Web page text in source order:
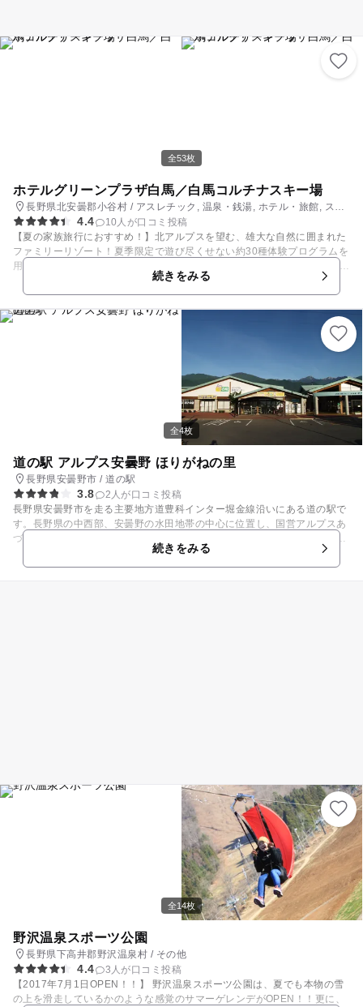
全53枚
ホテルグリーンプラザ白馬／白馬コルチナスキー場
長野県北安曇郡小谷村 / アスレチック, 温泉・銭湯, ホテル・旅館, スキ
ー場, 自然体験・アクティビティ
4.4
10人が口コミ投稿
【夏の家族旅行におすすめ！】北アルプスを望む、雄大な自然に囲まれた
ファミリーリゾート！夏季限定で遊び尽くせない約30種体験プログラムを
用意した 「コルチナワンダーヴィレッジ」が大人気！リゾート内の自然の
樹の上のアスレチックや信州自然エリアに移動してシャワークライミング
等のアクティブプログラム。ガイドさんと一緒にクワガタ捕りやサバイバ
ルフィッシング等の自然体験。夜は毎日開催「コルチナ縁日」や「焚き火
ナイト」で遊び尽くせないアクティビティをご用意♪♪ ご夕食はりんご和牛
や信州郷土料理を使用したメニューが味わえるディナーバイキング！ダイ
ナミックなライブキッチンも登場。夏休み限定でチョコレートファウンテ
める【コルチナ・ワンダーヴィレッジ】が登場！！ 約30種の遊び尽くせ
ないプログラムをご用意しました。アクティブ派には樹上の本格的アスレ
チックやシャワークライミング、自然派にはガイドと一緒に自然のクワガ
タやカブト虫捕りやサバイバルフィッシング！夜は焚き火ナイトでゆっく
りと楽しむも良し！毎日開催のコルチナ縁日で盛り上がるのも良し。花火
エリアでご家族で花火など、夏の思い出作りには最高です。 ●おすすめ宿
泊プラン 夏休み★ファミリープラン 【プラン特典】 その1：ワンダー
ヴィレッジにて使えるコルチナ体験ポイント付！（大人20P・小人14
P・ 幼児10P） その2：花火プレ
ゼント（有料のお子様） ○コルチナ体験ポイントってナニ？ 「コル
チナ・ワンダーヴィレッジ」にてご利用頂けるポイントです。 ○体験プロ
グラム／ポイントの一例 ・アドベンチャーランド／大人35P、小学生3
0P ・シャワークライミング／大人65Ｐ～、4歳～小学生55Ｐ～ ※シ
続きをみる
全4枚
道の駅 アルプス安曇野 ほりがねの里
長野県安曇野市 / 道の駅
3.8
2人が口コミ投稿
長野県安曇野市を走る主要地方道豊科インター堀金線沿いにある道の駅で
す。長野県の中西部、安曇野の水田地帯の中心に位置し、国営アルプスあ
づみの公園、県営烏川渓谷緑地の玄関口となっています。敷地内の物販施
設「ほりがね物産センター」には、 地元産の新鮮な野菜の他に、カーネー
ション、トルコギキョウ、ストック、りんどうなどの花木が並びます。食
続きをみる
全14枚
野沢温泉スポーツ公園
長野県下高井郡野沢温泉村 / その他
4.4
3人が口コミ投稿
【2017年7月1日OPEN！！】 野沢温泉スポーツ公園は、夏でも本物の雪
の上を滑走しているかのような感覚のサマーゲレンデがOPEN！！更に、